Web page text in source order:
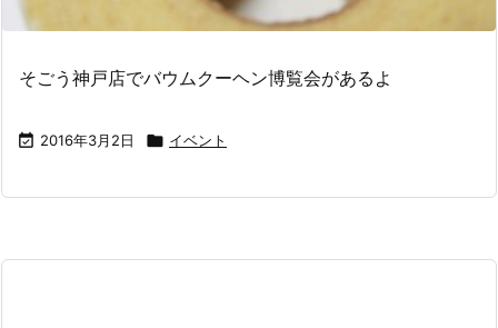
そごう神戸店でバウムクーヘン博覧会があるよ
 2016年3月2日  イベント